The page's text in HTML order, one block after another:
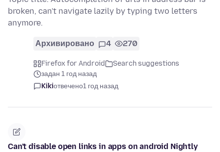
broken, can't navigate lazily by typing two letters
anymore.
Архивировано 4 270
Firefox for Android
Search suggestions
задан 1 год назад
Kikiотвечено1 год назад
Can't disable open links in apps on android Nightly